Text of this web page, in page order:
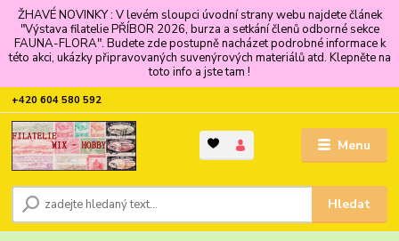
ŽHAVÉ NOVINKY : V levém sloupci úvodní strany webu najdete článek
"Výstava filatelie PŘÍBOR 2026, burza a setkání členů odborné sekce
FAUNA-FLORA". Budete zde postupně nacházet podrobné informace k
této akci, ukázky připravovaných suvenýrových materiálů atd. Klepněte na
toto info a jste tam !
Menu
Hledat
+420 604 580 592